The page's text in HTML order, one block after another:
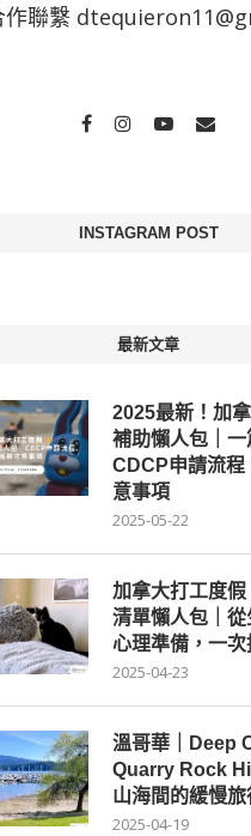
作聯繫
INSTAGRAM POST
最新文章
2025最新！加
補助懶人包｜一
CDCP申請流程
意事項
2025-05-22
加拿大打工度
清單懶人包｜從
心理準備，一次
2025-04-23
溫哥華｜Deep
Quarry Rock
山海間的緩慢旅
2025-04-19